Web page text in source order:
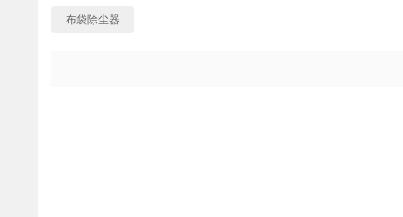
布袋除尘器